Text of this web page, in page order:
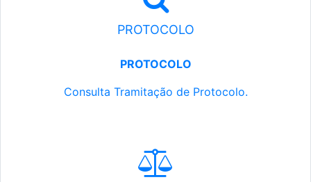
PROTOCOLO
PROTOCOLO
Consulta Tramitação de Protocolo.